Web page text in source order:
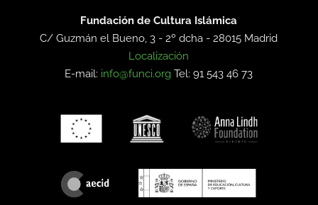
Fundación de Cultura Islámica
C/ Guzmán el Bueno, 3 - 2º dcha -28015 Madrid
Localización
E-mail: info@funci.org Tel: 91 543 46 73